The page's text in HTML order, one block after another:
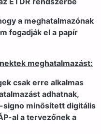
a meghatalmazónak
fogadják el a papír
meghatalmazást:
csak erre alkalmas
adhatnak,
signo minősített digitális
al a tervezőnek a